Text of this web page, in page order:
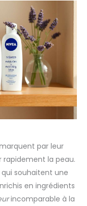
par leur
la peau.
souhaitent une
en ingrédients
incomparable à la